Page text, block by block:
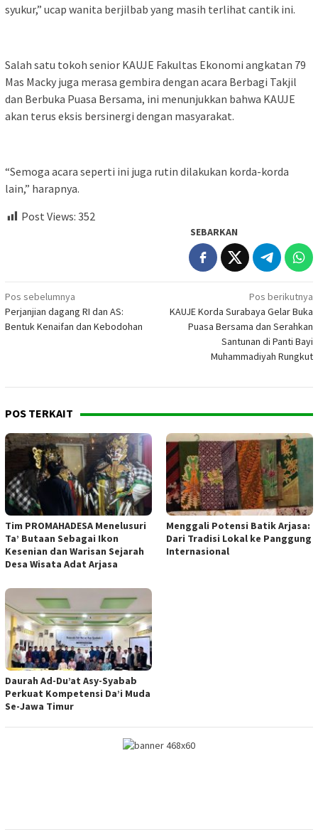
syukur,” ucap wanita berjilbab yang masih terlihat cantik ini.
Salah satu tokoh senior KAUJE Fakultas Ekonomi angkatan 79
Mas Macky juga merasa gembira dengan acara Berbagi Takjil
dan Berbuka Puasa Bersama, ini menunjukkan bahwa KAUJE
akan terus eksis bersinergi dengan masyarakat.
“Semoga acara seperti ini juga rutin dilakukan korda-korda
lain,” harapnya.
Post Views: 352
SEBARKAN
Navigasi
pos
Pos sebelumnya
Perjanjian dagang RI dan AS:
Bentuk Kenaifan dan Kebodohan
Pos berikutnya
KAUJE Korda Surabaya Gelar Buka
Puasa Bersama dan Serahkan
Santunan di Panti Bayi
Muhammadiyah Rungkut
POS TERKAIT
Tim PROMAHADESA Menelusuri
Ta’ Butaan Sebagai Ikon
Kesenian dan Warisan Sejarah
Desa Wisata Adat Arjasa
Menggali Potensi Batik Arjasa:
Dari Tradisi Lokal ke Panggung
Internasional
Daurah Ad-Du’at Asy-Syabab
Perkuat Kompetensi Da’i Muda
Se-Jawa Timur